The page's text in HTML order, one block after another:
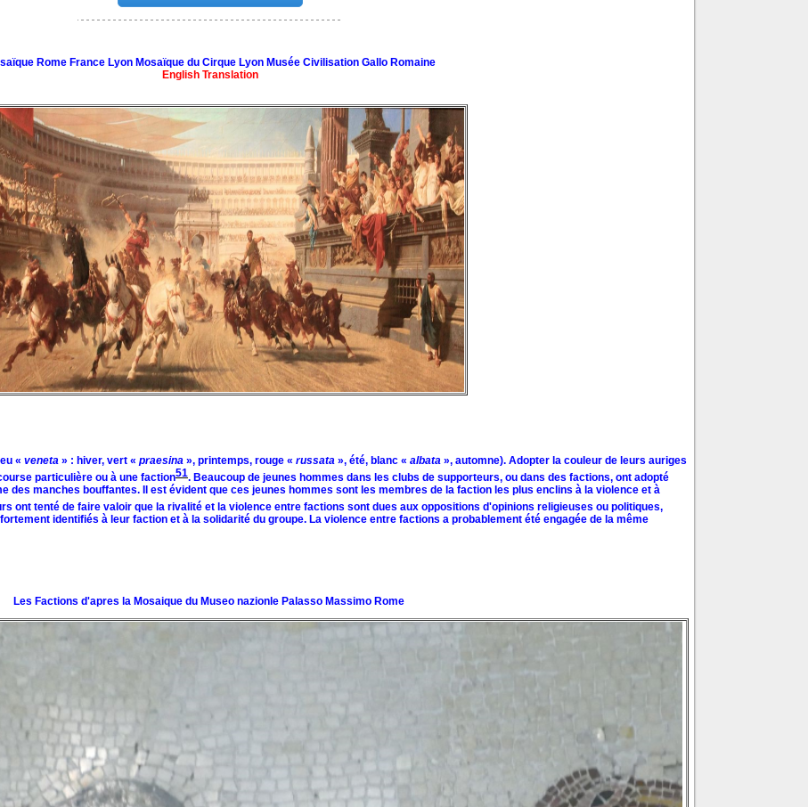
Rome France Lyon Mosaïque du Cirque Lyon Musée Civilisation Gallo Romaine
English Translation
« veneta » : hiver, vert « praesina », printemps, rouge « russata », été, blanc « albata », automne). Adopter la couleur de leurs auriges
particulière ou à une faction51. Beaucoup de jeunes hommes dans les clubs de supporteurs, ou dans des factions, ont adopté
des manches bouffantes. Il est évident que ces jeunes hommes sont les membres de la faction les plus enclins à la violence et à
ont tenté de faire valoir que la rivalité et la violence entre factions sont dues aux oppositions d'opinions religieuses ou politiques,
identifiés à leur faction et à la solidarité du groupe. La violence entre factions a probablement été engagée de la même
Les Factions d'apres la Mosaique du Museo nazionle Palasso Massimo Rome